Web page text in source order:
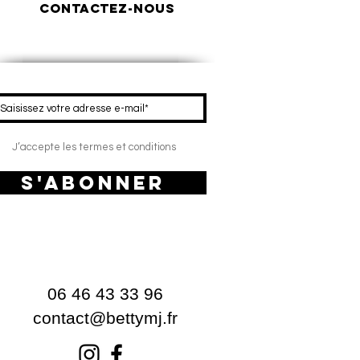
Contactez-nous
J’accepte les termes et conditions
S'abonner
06 46 43 33 96
contact@bettymj.fr